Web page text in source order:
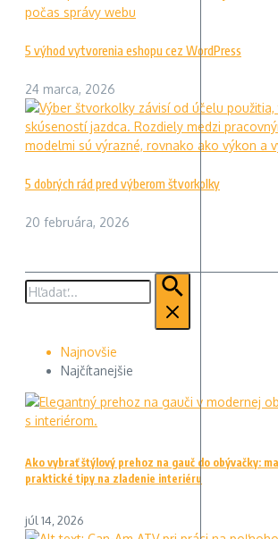
5 výhod vytvorenia eshopu cez WordPress
24 marca, 2026
5 dobrých rád pred výberom štvorkolky
20 februára, 2026
Hľadať:
Najnovšie
Najčítanejšie
Ako vybrať štýlový prehoz na gauč do obývačky:
praktické tipy na zladenie interiéru
júl 14, 2026